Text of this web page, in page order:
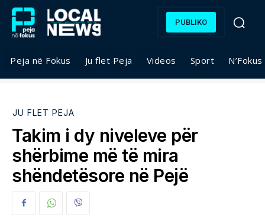
PUBLIKO
Peja në Fokus Ju flet Peja Videos Sport
JU FLET PEJA
Takim i dy niveleve për
shërbime më të mira
shëndetësore në Pejë